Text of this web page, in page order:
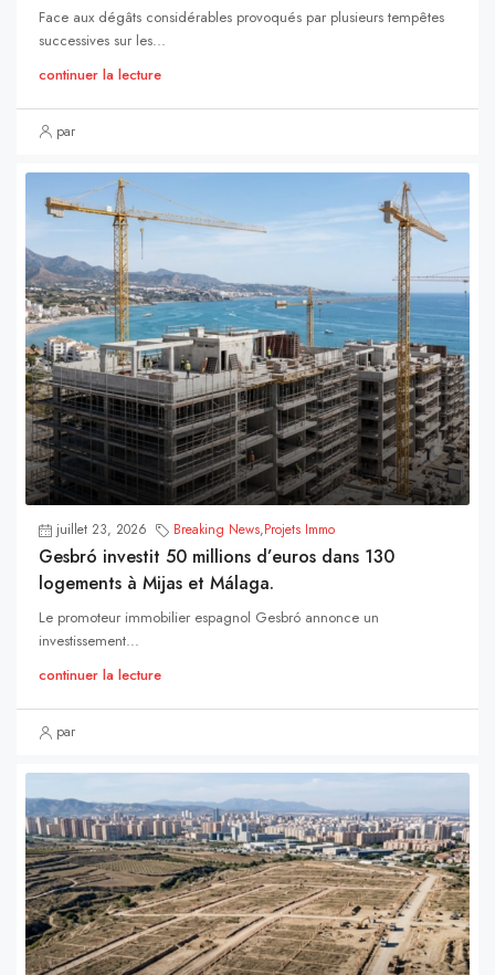
Face aux dégâts considérables provoqués par plusieurs tempêtes
successives sur les...
continuer la lecture
par
juillet 23, 2026 Breaking News,Projets Immo
Gesbró investit 50 millions d’euros dans 130
logements à Mijas et Málaga.
Le promoteur immobilier espagnol Gesbró annonce un
investissement...
continuer la lecture
par